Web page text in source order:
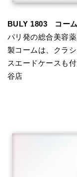
BULY 1803 コーム
パリ発の総合美容
製コームは、クラ
スエードケースも
谷店